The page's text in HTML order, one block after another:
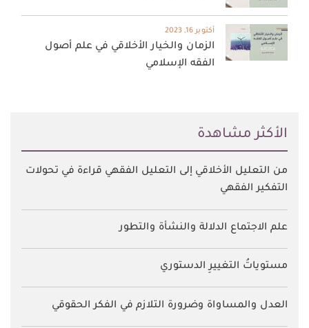
أكتوبر 16, 2023
الزمان والخيار الأخلاقي في علم أصول
الفقه الإسلامي
اﻷكثر مشاهدة
من التعليل الأخلاقي إلى التعليل الفقهي قراءة في تحولات
التفكير الفقهي
علم الاجتماع الدلالة والنشأة والتطور
مستوياتُ التغييرِ الدستوري
العدل والمساواة وضرورة التلازم في الفكر الحقوقي